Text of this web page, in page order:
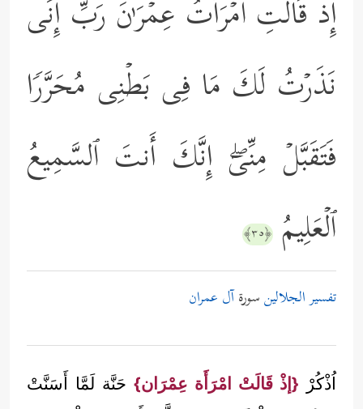
إِذۡ قَالَتِ ٱمۡرَأَتُ عِمۡرَ ٰ⁠نَ رَبِّ إِنِّی
نَذَرۡتُ لَكَ مَا فِی بَطۡنِی مُحَرَّرࣰا
فَتَقَبَّلۡ مِنِّیۤۖ إِنَّكَ أَنتَ ٱلسَّمِیعُ
ٱلۡعَلِیمُ ﴿٣٥﴾
تفسير الجلالينسورةآل عمران
اُذْكُرْ {إذْ قَالَتْ امْرَأَة عِمْرَان} حَنَّة لَمَّا أَسَنَّتْ